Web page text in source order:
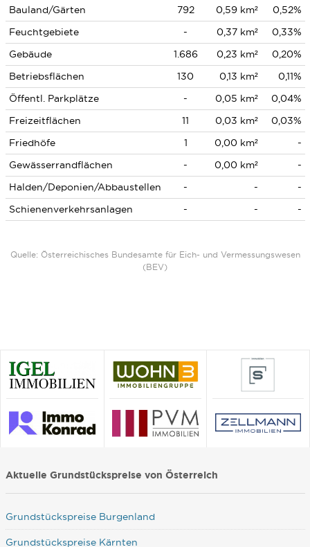
Bauland/Gärten 792 0,59 km²
0,52%
Feuchtgebiete
- 0,37 km²
0,33%
Gebäude
1.686 0,23 km²
0,20%
Betriebsflächen
130 0,13 km²
0,11%
Öffentl. Parkplätze
- 0,05 km²
0,04%
Freizeitflächen
11 0,03 km²
0,03%
Friedhöfe
1 0,00 km²
-
Gewässerrandflächen
- 0,00 km²
-
Halden/Deponien/Abbaustellen
- -
-
Schienenverkehrsanlagen
- - -
Quelle: Österreichisches Bundesamte für Eich- und Vermessungswesen
(BEV)
Aktuelle Grundstückspreise von Österreich
Grundstückspreise Burgenland
Grundstückspreise Kärnten